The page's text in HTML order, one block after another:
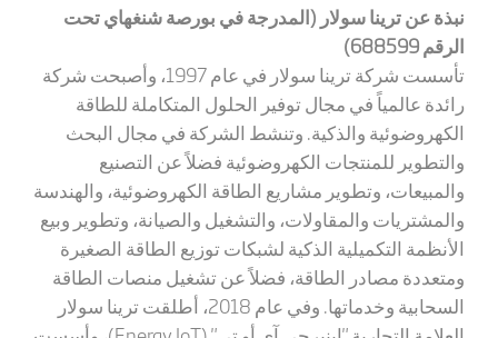
نبذة عن ترينا سولار (المدرجة في بورصة شنغهاي تحت
الرقم 688599)
تأسست شركة ترينا سولار في عام 1997، وأصبحت شركة
رائدة عالمياً في مجال توفير الحلول المتكاملة للطاقة
الكهروضوئية والذكية. وتنشط الشركة في مجال البحث
والتطوير للمنتجات الكهروضوئية فضلاً عن التصنيع
والمبيعات، وتطوير مشاريع الطاقة الكهروضوئية، والهندسة
والمشتريات والمقاولات، والتشغيل والصيانة، وتطوير وبيع
الأنظمة التكميلية الذكية لشبكات توزيع الطاقة الصغيرة
ومتعددة مصادر الطاقة، فضلاً عن تشغيل منصات الطاقة
السحابية وخدماتها. وفي عام 2018، أطلقت ترينا سولار